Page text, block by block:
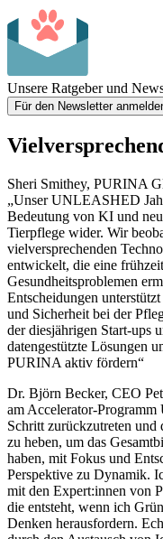
Unsere Ratgeber und
Für den Newsletter
Sheri Smithey, PURINA
„Unser UNLEASHED
Bedeutung von KI und
Tierpflege wider. Wir
vielversprechenden
entwickelt, die eine
Gesundheitsproblemen
Entscheidungen
und Sicherheit bei der
der diesjährigen Start-ups
datengestützte Lösungen
PURINA aktiv fördern“
Dr. Björn Becker, CEO
am Accelerator-
Schritt zurückzutreten
zu heben, um das
haben, mit Fokus und
Perspektive zu Dynamik.
mit den Expert:innen von
die entsteht, wenn ich
Denken herausfordern.